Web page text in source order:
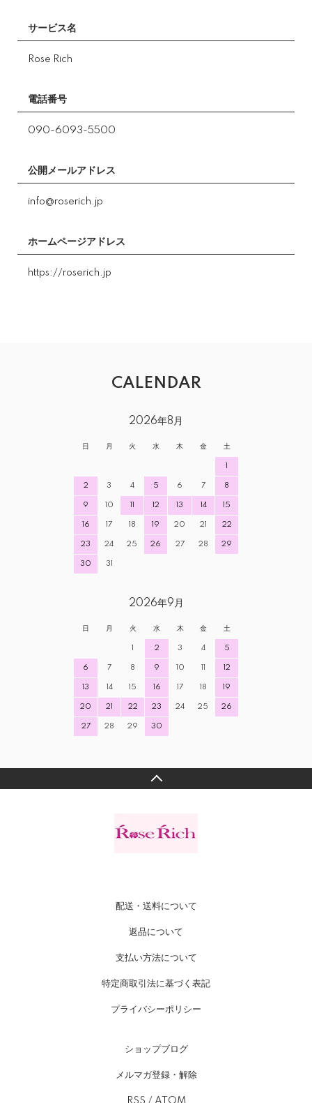
サービス名
Rose Rich
電話番号
090-6093-5500
公開メールアドレス
info@roserich.jp
ホームページアドレス
https://roserich.jp
CALENDAR
2026年8月
日 月 火 水 木 金 土
1
2 3 4 5 6 7 8
9 10 11 12 13 14 15
16 17 18 19 20 21 22
23 24 25 26 27 28 29
30 31
2026年9月
日 月 火 水 木 金 土
1 2 3 4 5
6 7 8 9 10 11 12
13 14 15 16 17 18 19
20 21 22 23 24 25 26
27 28 29 30
配送・送料について
返品について
支払い方法について
特定商取引法に基づく表記
プライバシーポリシー
ショップブログ
メルマガ登録・解除
RSS / ATOM